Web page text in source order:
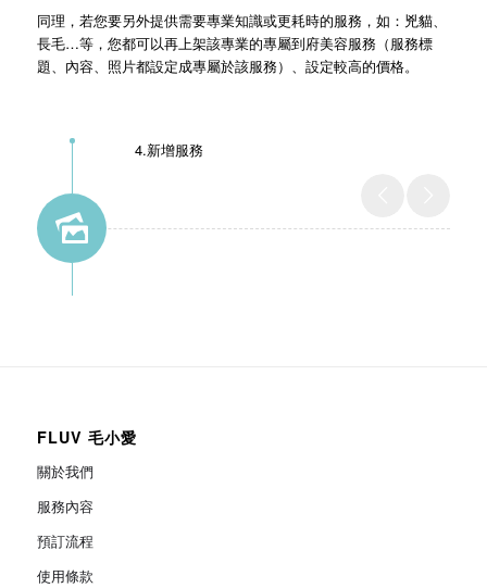
同理，若您要另外提供需要專業知識或更耗時的服務，如：兇貓、
長毛…等，您都可以再上架該專業的專屬到府美容服務（服務標
題、內容、照片都設定成專屬於該服務）、設定較高的價格。
4.新增服務
FLUV 毛小愛
關於我們
服務內容
預訂流程
使用條款